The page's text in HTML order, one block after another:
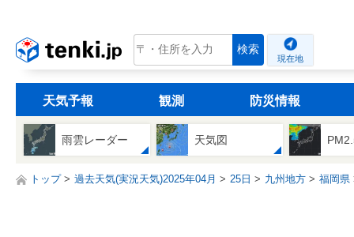
tenki.jp 検索
現在地
天気予報 観測 防災情報
雨雲レーダー 天気図
トップ 過去天気(実況天気)2025年04月 25日 九州地方 福岡県